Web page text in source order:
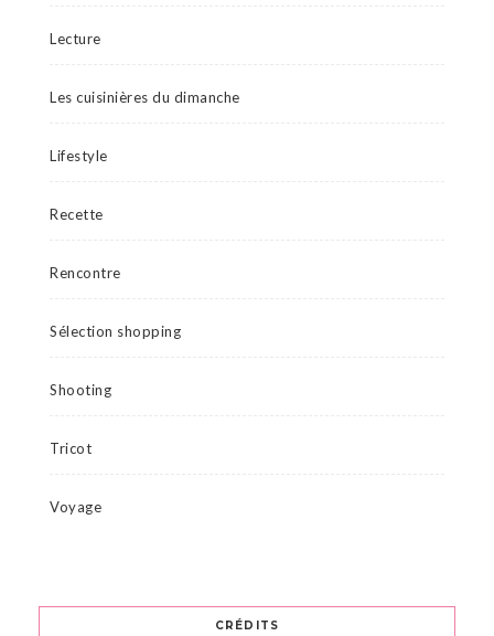
Lecture
Les cuisinières du dimanche
Lifestyle
Recette
Rencontre
Sélection shopping
Shooting
Tricot
Voyage
CRÉDITS